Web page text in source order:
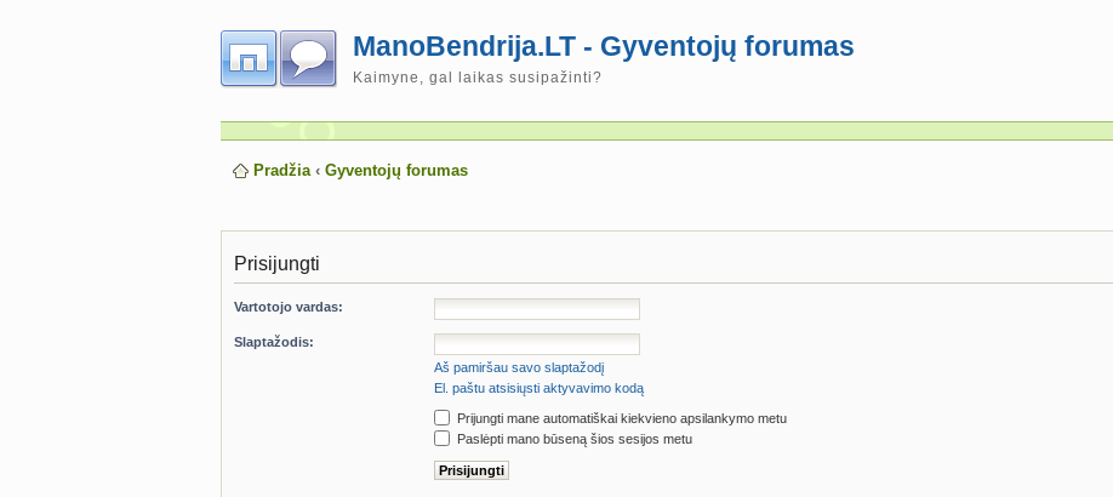
ManoBendrija.LT - Gyventojų forumas
Kaimyne, gal laikas susipažinti?
Pradžia ‹ Gyventojų forumas
Prisijungti
Vartotojo vardas:
Slaptažodis:
Aš pamiršau savo slaptažodį
El. paštu atsisiųsti aktyvavimo kodą
Prijungti mane automatiškai kiekvieno apsilankymo metu
Paslėpti mano būseną šios sesijos metu